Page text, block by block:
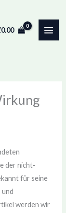
0.00
der nicht-
für seine
und
werden wir